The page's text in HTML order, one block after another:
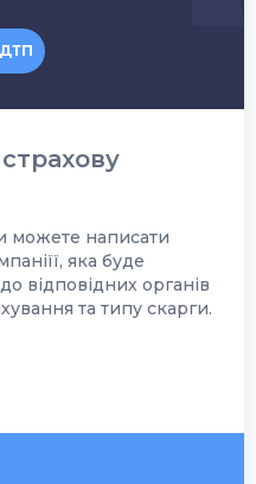
ДТП
можете написати
яка буде
відповідних органів
та типу скарги.